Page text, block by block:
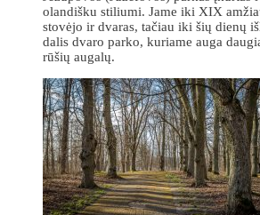
olandišku stiliumi. Jame iki XIX
stovėjo ir dvaras, tačiau iki šių dienų
dalis dvaro parko, kuriame auga
rūšių augalų.